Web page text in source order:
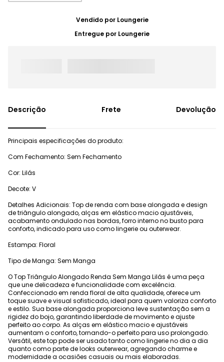
Vendido por Loungerie
Entregue por Loungerie
Frete Devolução
Principais especificações do produto:
Com Fechamento: Sem Fechamento
Cor: Lilás
Decote: V
Detalhes Adicionais: Top de renda com base alongada e design
de triângulo alongado, alças em elástico macio ajustáveis,
acabamento ondulado nas bordas, forro interno no busto para
conforto, indicado para uso como lingerie ou outerwear.
Estampa: Floral
Tipo de Manga: Sem Manga
O Top Triângulo Alongado Renda Sem Manga Lilás é uma peça
que une delicadeza e funcionalidade com excelência.
Confeccionado em renda floral de alta qualidade, oferece um
toque suave e visual sofisticado, ideal para quem valoriza conforto
e estilo. Sua base alongada proporciona leve sustentação sem a
rigidez do bojo, garantindo liberdade de movimento e ajuste
perfeito ao corpo. As alças em elástico macio e ajustáveis
aumentam o conforto, tornando-o perfeito para uso prolongado.
Versátil, este top pode ser usado tanto como lingerie no dia a dia
quanto como parte de looks outerwear, agregando charme e
modernidade a ocasiões casuais ou mais elaboradas.